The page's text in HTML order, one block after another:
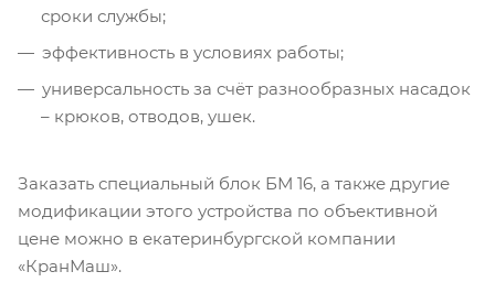
сроки службы;
эффективность в условиях работы;
универсальность за счёт разнообразных насадок
– крюков, отводов, ушек.
Заказать специальный блок БМ 16, а также другие
модификации этого устройства по объективной
цене можно в екатеринбургской компании
«КранМаш».